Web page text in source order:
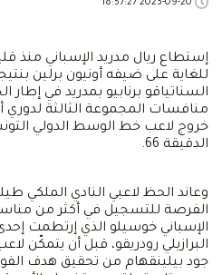
إستطاع ريال مدريد الإسباني منذ
للغاية على ضيفه أونيون برلين
السناتياقو برنابيو بمدريد في إطار
منافسات المجموعة الثالثة لدوري
خروج لاعب خط الوسط الدولي
الدقيقة 66.
وعاند الحظ لاعبي النادي الملكي
الفرصة للتسجيل في أكثر من
الإسباني خوسيلو الذي إرتطمت
البرازيلي رودريقو، قبل أن يتمكّن